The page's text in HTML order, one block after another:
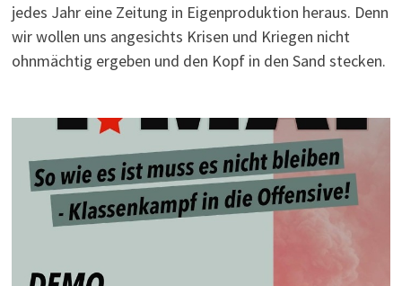
jedes Jahr eine Zeitung in Eigenproduktion heraus. Denn
wir wollen uns angesichts Krisen und Kriegen nicht
ohnmächtig ergeben und den Kopf in den Sand stecken.